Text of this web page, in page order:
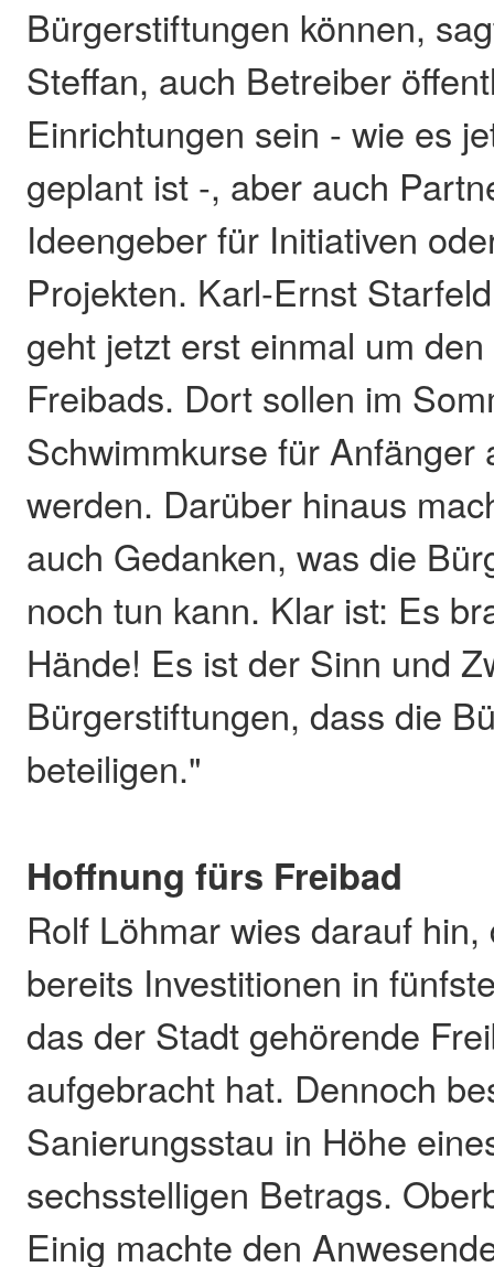
Bürgerstiftungen können,
Steffan, auch Betreiber
Einrichtungen sein - wie es
geplant ist -, aber auch
Ideengeber für Initiativen
Projekten. Karl-Ernst
geht jetzt erst einmal um
Freibads. Dort sollen im
Schwimmkurse für Anfänger
werden. Darüber hinaus
auch Gedanken, was die
noch tun kann. Klar ist: Es
Hände! Es ist der Sinn und
Bürgerstiftungen, dass die
beteiligen."
Hoffnung fürs Freibad
Rolf Löhmar wies darauf
bereits Investitionen in
das der Stadt gehörende
aufgebracht hat. Dennoch
Sanierungsstau in Höhe
sechsstelligen Betrags.
Einig machte den